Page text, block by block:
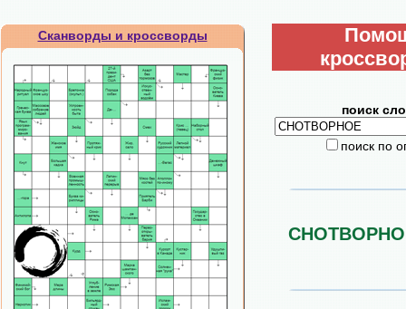
Сканворды и кроссворды
поиск
поиск по